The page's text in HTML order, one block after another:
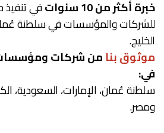
خبرة أكثر من 10 سنوات
في
للشركات والمؤسسات في سلطنة
الخليج.
موثوق بنا من شركات
في:
سلطنة عُمان، الإمارات، السعودية،
ومصر.